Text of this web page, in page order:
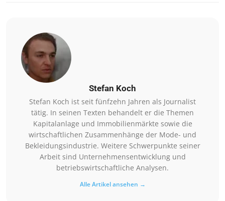
Stefan Koch
Stefan Koch ist seit fünfzehn Jahren als Journalist
tätig. In seinen Texten behandelt er die Themen
Kapitalanlage und Immobilienmärkte sowie die
wirtschaftlichen Zusammenhänge der Mode- und
Bekleidungsindustrie. Weitere Schwerpunkte seiner
Arbeit sind Unternehmensentwicklung und
betriebswirtschaftliche Analysen.
Alle Artikel ansehen →